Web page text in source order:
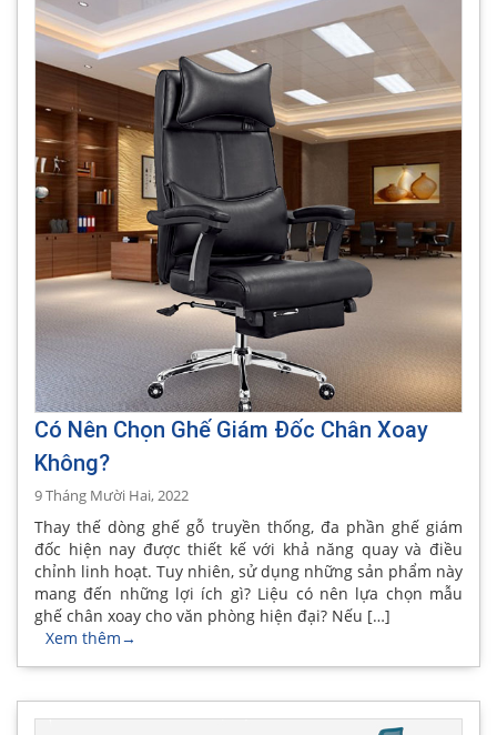
Có Nên Chọn Ghế Giám Đốc Chân Xoay
Không?
9 Tháng Mười Hai, 2022
Thay thế dòng ghế gỗ truyền thống, đa phần ghế giám
đốc hiện nay được thiết kế với khả năng quay và điều
chỉnh linh hoạt. Tuy nhiên, sử dụng những sản phẩm này
mang đến những lợi ích gì? Liệu có nên lựa chọn mẫu
ghế chân xoay cho văn phòng hiện đại? Nếu […]
Xem thêm→